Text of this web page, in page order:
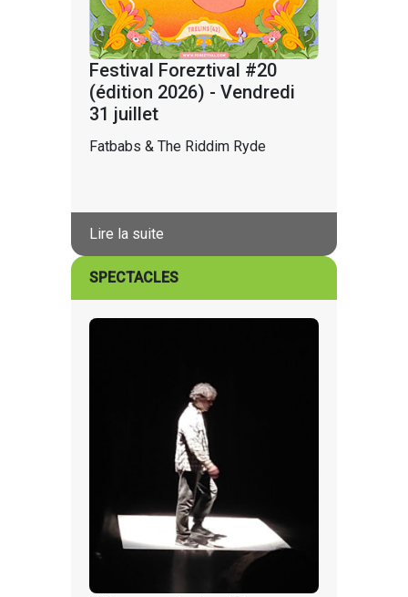
Festival Foreztival #20
(édition 2026) - Vendredi
31 juillet
Fatbabs & The Riddim Ryde
Lire la suite
SPECTACLES